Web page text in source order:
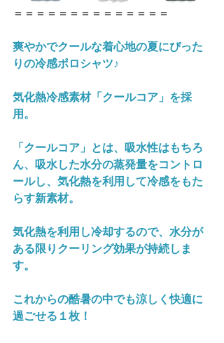
＝＝＝＝＝＝＝＝＝＝＝＝＝＝
爽やかでクールな着心地の夏にぴった
りの冷感ポロシャツ♪
気化熱冷感素材「クールコア」を採
用。
「クールコア」とは、吸水性はもちろ
ん、吸水した水分の蒸発量をコントロ
ールし、気化熱を利用して冷感をもた
らす新素材。
気化熱を利用し冷却するので、水分が
ある限りクーリング効果が持続しま
す。
これからの酷暑の中でも涼しく快適に
過ごせる１枚！